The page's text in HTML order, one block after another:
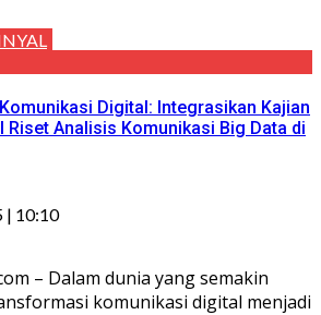
Digital: Integrasikan Kajian
Riset Analisis Komunikasi Big Data di
| 10:10
– Dalam dunia yang semakin
komunikasi digital menjadi